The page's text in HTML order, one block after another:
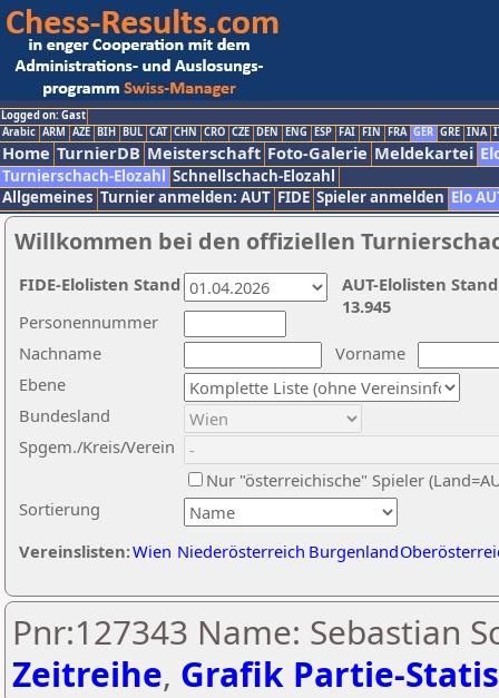
Logged on: Gast
Arabic ARM AZE BIH BUL CAT CHN CRO CZE DEN ENG ESP FAI FIN FRA GER GRE INA
Home TurnierDB Meisterschaft Foto-Galerie Meldekartei
Turnierschach-Elozahl Schnellschach-Elozahl
Allgemeines Turnier anmelden: AUT FIDE Spieler anmelden Elo
Willkommen bei den offiziellen
Nachname
Vorname
Ebene
Sortierung
Personennummer
Bundesland
Spgem./Kreis/Verein
Nur "österreichische" Spieler
Vereinslisten:Wien Niederösterreich Burgenland
AUT-Elolisten
13.945
FIDE-Elolisten Stand
Pnr:127343 Name: Sebastian
Zeitreihe, Grafik Partie-